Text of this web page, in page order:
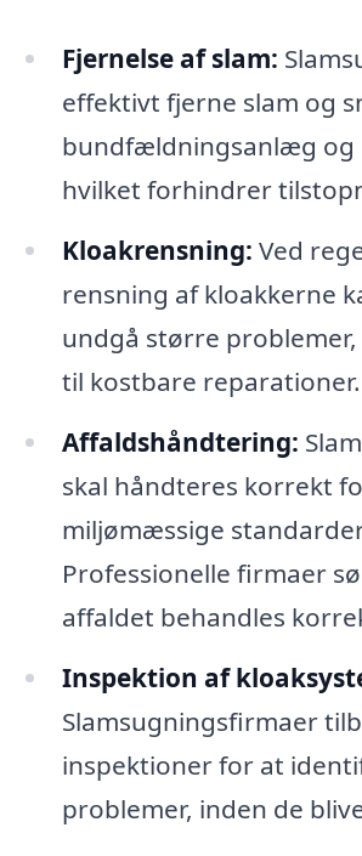
Fjernelse af slam:
effektivt fjerne slam og
bundfældningsanlæg og
hvilket forhindrer
Kloakrensning: Ved
rensning af kloakkerne
undgå større
til kostbare reparationer.
Affaldshåndtering:
skal håndteres korrekt
miljømæssige
Professionelle firmaer
affaldet behandles
Inspektion af
Slamsugningsfirmaer
inspektioner for at
problemer, inden de